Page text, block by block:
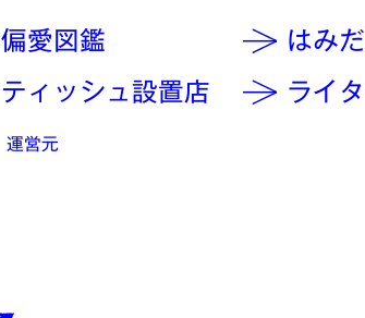
偏愛図鑑
はみ
ティッシュ設置店 ライ
運営元